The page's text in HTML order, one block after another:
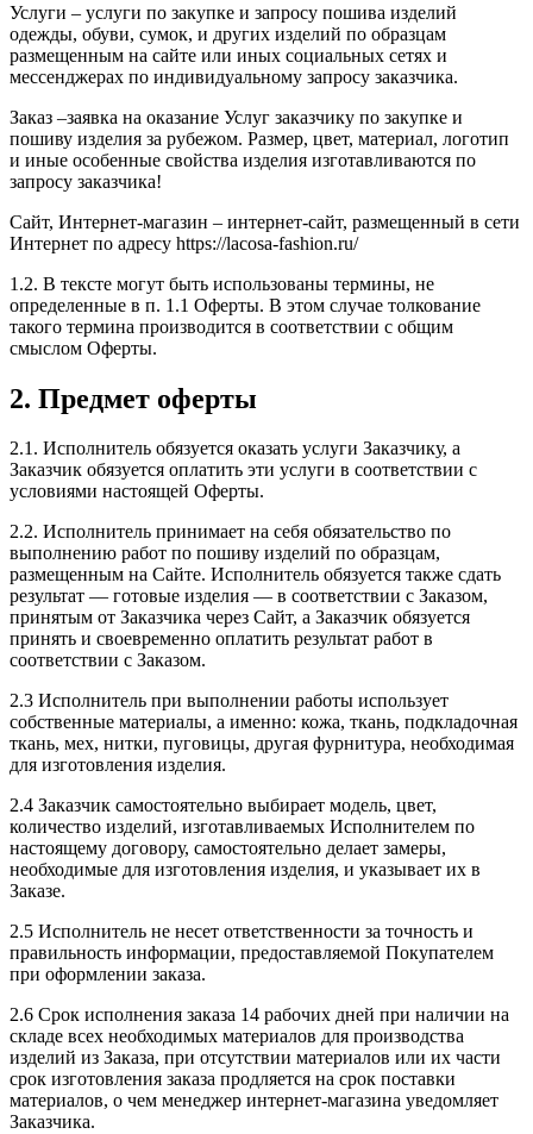
Услуги – услуги по закупке и запросу пошива изделий
одежды, обуви, сумок, и других изделий по образцам
размещенным на сайте или иных социальных сетях и
месcенджерах по индивидуальному запросу заказчика.
Заказ –заявка на оказание Услуг заказчику по закупке и
пошиву изделия за рубежом. Размер, цвет, материал, логотип
и иные особенные свойства изделия изготавливаются по
запросу заказчика!
Сайт, Интернет-магазин – интернет-сайт, размещенный в сети
Интернет по адресу https://lacosa-fashion.ru/
1.2. В тексте могут быть использованы термины, не
определенные в п. 1.1 Оферты. В этом случае толкование
такого термина производится в соответствии с общим
смыслом Оферты.
2. Предмет оферты
2.1. Исполнитель обязуется оказать услуги Заказчику, а
Заказчик обязуется оплатить эти услуги в соответствии с
условиями настоящей Оферты.
2.2. Исполнитель принимает на себя обязательство по
выполнению работ по пошиву изделий по образцам,
размещенным на Сайте. Исполнитель обязуется также сдать
результат — готовые изделия — в соответствии с Заказом,
принятым от Заказчика через Сайт, а Заказчик обязуется
принять и своевременно оплатить результат работ в
соответствии с Заказом.
2.3 Исполнитель при выполнении работы использует
собственные материалы, а именно: кожа, ткань, подкладочная
ткань, мех, нитки, пуговицы, другая фурнитура, необходимая
для изготовления изделия.
2.4 Заказчик самостоятельно выбирает модель, цвет,
количество изделий, изготавливаемых Исполнителем по
настоящему договору, самостоятельно делает замеры,
необходимые для изготовления изделия, и указывает их в
Заказе.
2.5 Исполнитель не несет ответственности за точность и
правильность информации, предоставляемой Покупателем
при оформлении заказа.
2.6 Срок исполнения заказа 14 рабочих дней при наличии на
складе всех необходимых материалов для производства
изделий из Заказа, при отсутствии материалов или их части
срок изготовления заказа продляется на срок поставки
материалов, о чем менеджер интернет-магазина уведомляет
Заказчика.